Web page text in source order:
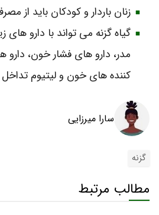
زنان باردار و کودکان باید از
گیاه گزنه می‌ تواند با دارو های
مدر، دارو های فشار خون، دارو
کننده‌ های خون و لیتیوم تداخل
سارا میرزایی
گزنه
مطالب مرتبط